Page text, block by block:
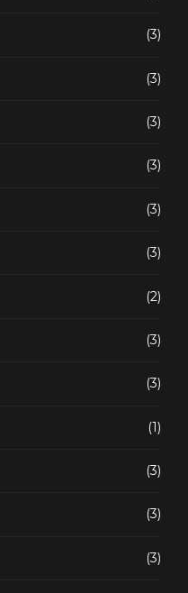
(3)
(3)
(3)
(3)
(3)
(3)
(2)
(3)
(3)
(1)
(3)
(3)
(3)